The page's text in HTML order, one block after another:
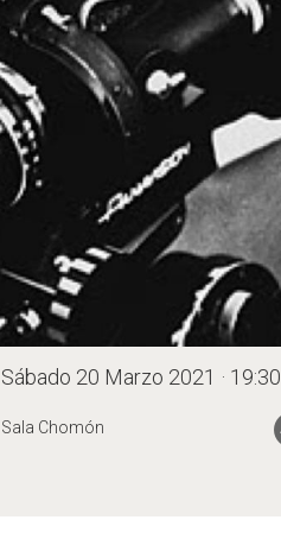
Sábado 20 Marzo 2021 · 19:30
Sala Chomón